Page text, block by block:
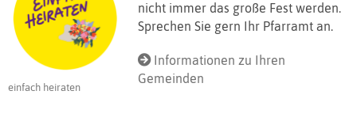
einfach heiraten
nicht immer das große Fest werden.
Sprechen Sie gern Ihr Pfarramt an.
Informationen zu Ihren
Gemeinden